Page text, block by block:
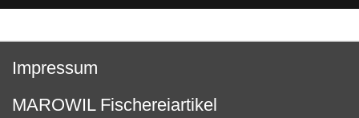
Impressum
MAROWIL Fischereiartikel